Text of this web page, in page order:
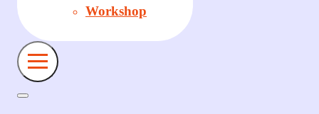
Workshop